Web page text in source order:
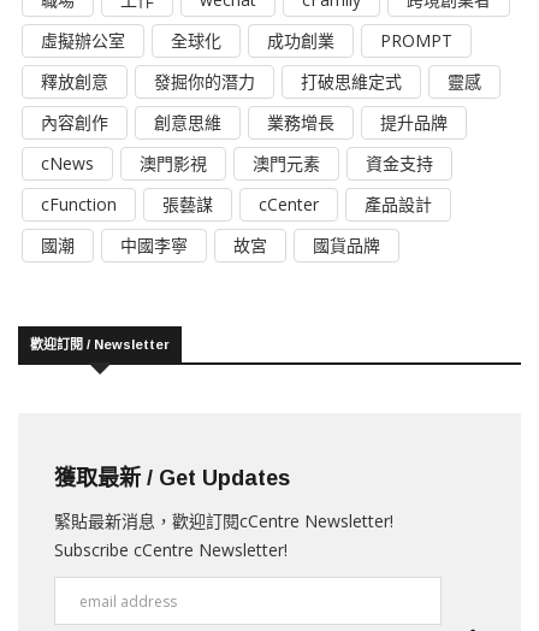
虛擬辦公室
全球化 成功創業
PROMPT
釋放創意
發掘你的潛力 打破思維定式
靈感
內容創作
創意思維 業務增長
提升品牌
cNews
澳門影視 澳門元素
資金支持
cFunction
張藝謀 cCenter
產品設計
國潮
中國李寧 故宮 國貨品牌
歡迎訂閱 / Newsletter
獲取最新 / Get Updates
緊貼最新消息，歡迎訂閱cCentre Newsletter!
Subscribe cCentre Newsletter!